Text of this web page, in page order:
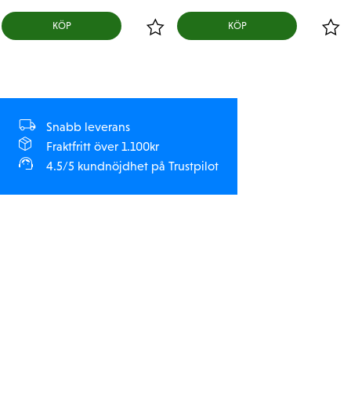
KÖP KÖP
Snabb leverans
Fraktfritt över 1.100kr
4.5/5 kundnöjdhet på Trustpilot